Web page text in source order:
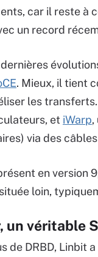
car il reste à
un record
dernières
. Mieux, il tient
les
et iWarp,
via des
en version
loin,
un véritable
de DRBD, Linbit